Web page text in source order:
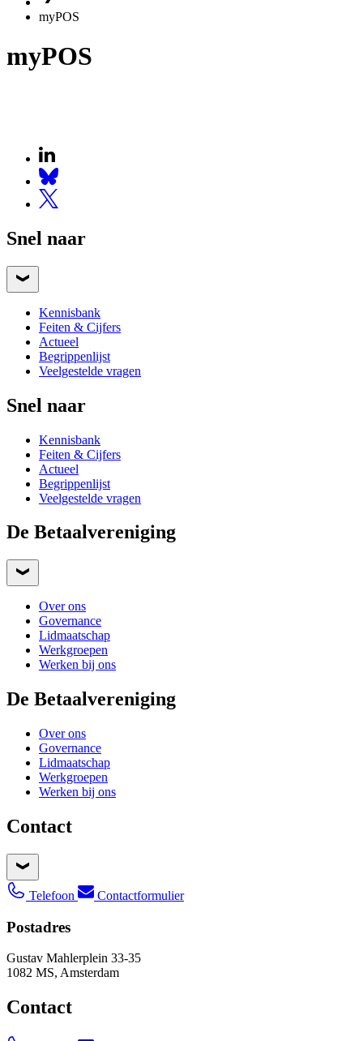
myPOS
myPOS
Snel naar
Kennisbank
Feiten & Cijfers
Actueel
Begrippenlijst
Veelgestelde vragen
Snel naar
Kennisbank
Feiten & Cijfers
Actueel
Begrippenlijst
Veelgestelde vragen
De Betaalvereniging
Over ons
Governance
Lidmaatschap
Werkgroepen
Werken bij ons
De Betaalvereniging
Over ons
Governance
Lidmaatschap
Werkgroepen
Werken bij ons
Contact
Telefoon Contactformulier
Postadres
Gustav Mahlerplein 33-35
1082 MS, Amsterdam
Contact